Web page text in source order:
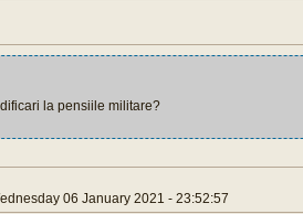
la pensiile militare?
06 January 2021 - 23:52:57